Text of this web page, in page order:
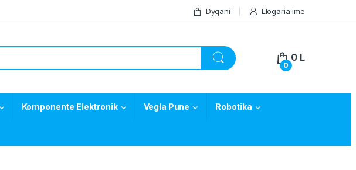
Dyqani Llogaria ime
0
0 L
Komponente Elektronik Vegla Pune Robotika